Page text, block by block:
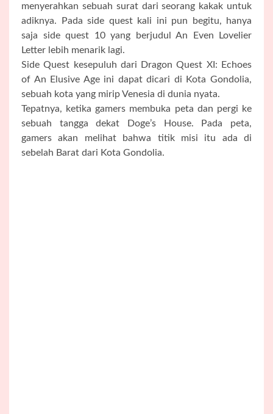
menyerahkan sebuah surat dari seorang kakak untuk
adiknya. Pada side quest kali ini pun begitu, hanya
saja side quest 10 yang berjudul An Even Lovelier
Letter lebih menarik lagi.
Side Quest kesepuluh dari Dragon Quest XI: Echoes
of An Elusive Age ini dapat dicari di Kota Gondolia,
sebuah kota yang mirip Venesia di dunia nyata.
Tepatnya, ketika gamers membuka peta dan pergi ke
sebuah tangga dekat Doge’s House. Pada peta,
gamers akan melihat bahwa titik misi itu ada di
sebelah Barat dari Kota Gondolia.